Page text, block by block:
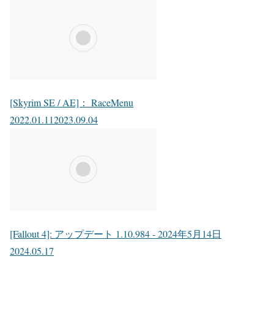
[Skyrim SE / AE]： RaceMenu
2022.01.112023.09.04
[Fallout 4]: アップデート 1.10.984 - 2024年5月14日
2024.05.17